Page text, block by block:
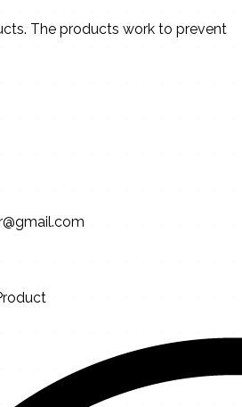
The products work to prevent